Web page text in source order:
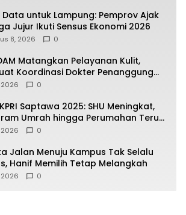
Data untuk Lampung: Pemprov Ajak
Jujur Ikuti Sensus Ekonomi 2026
8, 2026 0
Matangkan Pelayanan Kulit,
Koordinasi Dokter Penanggung
Pasien
2026 0
Saptawa 2025: SHU Meningkat,
Umrah hingga Perumahan Terus
2026 0
Jalan Menuju Kampus Tak Selalu
Hanif Memilih Tetap Melangkah
2026 0